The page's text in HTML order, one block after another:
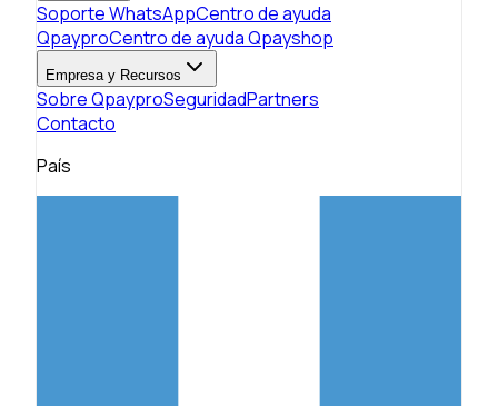
Soporte WhatsAppCentro de ayuda
QpayproCentro de ayuda Qpayshop
Empresa y Recursos
Sobre QpayproSeguridadPartners
Contacto
País